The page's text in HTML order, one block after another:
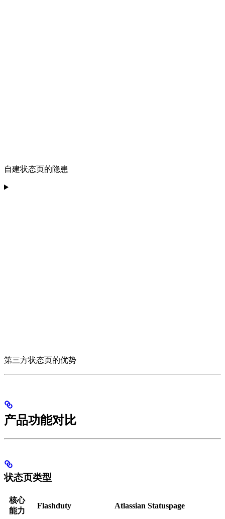
自建状态页的隐患
第三方状态页的优势
产品功能对比
状态页类型
核心
能力
Flashduty Atlassian Statuspage